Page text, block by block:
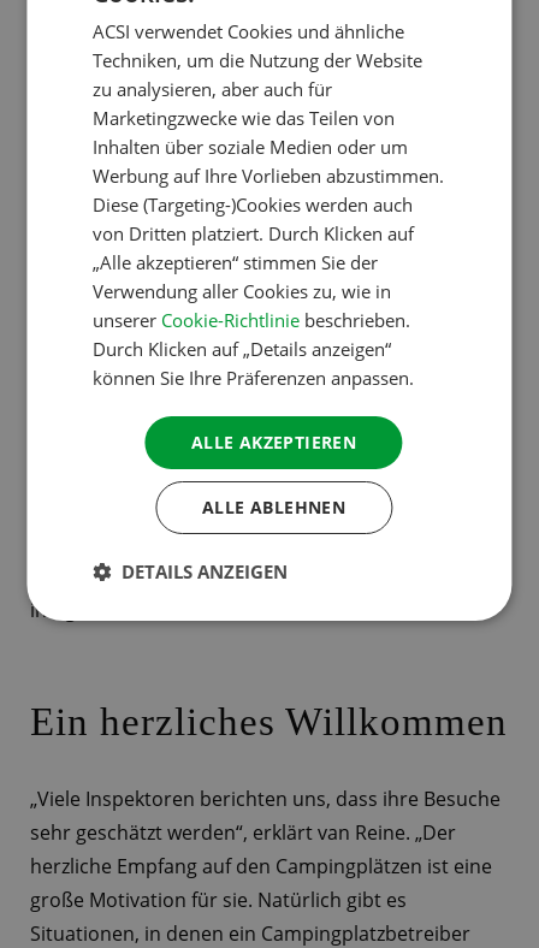
ACSI-Inspektoren während des Besuchs auf dem
Campingplatz
ACSI-Inspektoren liefern
Input
„Für ACSI stellen die Inspektoren eine unverzichtbare
Informationsquelle über den europäischen
Campingsektor dar“, erklärt van Reine. „Sie
berichten uns über den Zustand der Campingplätze
in ganz Europa, von Spanien bis Finnland und von
Inspektoren über einfache Besuche hinaus. Sie sind
aktiv an der Entwicklung neuer Produkte beteiligt,
testen diese und geben wertvolle Rückmeldungen.
Zudem vertreten sie ACSI auf Messen und nehmen
an Presseveranstaltungen teil. Kurz gesagt, sie sind
integraler Bestandteil des ACSI-Teams.
Ein herzliches Willkommen
„Viele Inspektoren berichten uns, dass ihre Besuche
sehr geschätzt werden“, erklärt van Reine. „Der
herzliche Empfang auf den Campingplätzen ist eine
große Motivation für sie. Natürlich gibt es
Situationen, in denen ein Campingplatzbetreiber
DANISH
SPANISH
ACSI verwendet Cookies und ähnliche
Techniken, um die Nutzung der Website
zu analysieren, aber auch für
Marketingzwecke wie das Teilen von
Inhalten über soziale Medien oder um
Werbung auf Ihre Vorlieben abzustimmen.
Diese (Targeting-)Cookies werden auch
von Dritten platziert. Durch Klicken auf
„Alle akzeptieren“ stimmen Sie der
Verwendung aller Cookies zu, wie in
unserer Cookie-Richtlinie beschrieben.
Durch Klicken auf „Details anzeigen“
können Sie Ihre Präferenzen anpassen.
ALLE AKZEPTIEREN
ALLE ABLEHNEN
DETAILS ANZEIGEN